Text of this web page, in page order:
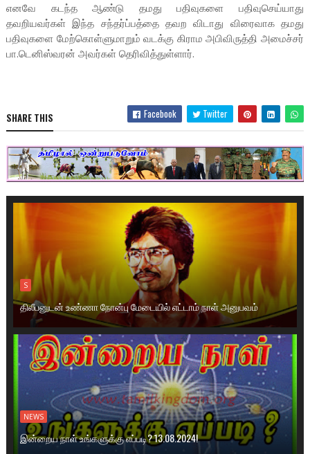
எனவே கடந்த ஆண்டு தமது பதிவுகளை பதிவுசெய்யாது
தவறியவர்கள் இந்த சந்தர்ப்பத்தை தவற விடாது விரைவாக தமது
பதிவுகளை மேற்கொள்ளுமாறும் வடக்கு கிராம அபிவிருத்தி அமைச்சர்
பா.டெனிஸ்வரன் அவர்கள் தெரிவித்துள்ளார்.
SHARE THIS Facebook Twitter
S
திலீபனுடன் உண்ணா நோன்பு மேடையில் எட்டாம் நாள் அனுபவம்
NEWS
இன்றைய நாள் உங்களுக்கு எப்படி? 13.08.2024!